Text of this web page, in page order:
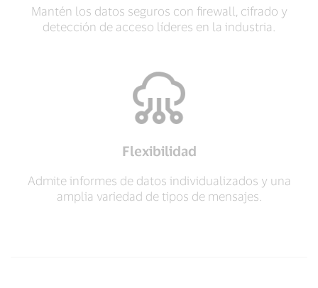
Mantén los datos seguros con firewall, cifrado y
detección de acceso líderes en la industria.
Flexibilidad
Admite informes de datos individualizados y una
amplia variedad de tipos de mensajes.